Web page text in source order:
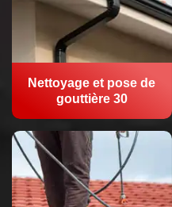
Nettoyage et pose de
gouttière 30